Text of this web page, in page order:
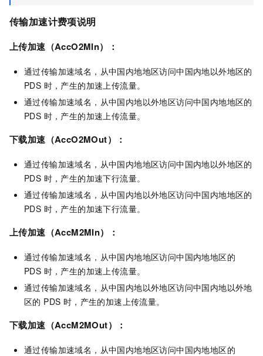
传输加速计费项说明
上传加速（AccO2MIn）：
通过传输加速域名，从中国内地地区访问中国内地以外地区的
PDS 时，产生的加速上传流量。
通过传输加速域名，从中国内地以外地区访问中国内地地区的
PDS 时，产生的加速上传流量。
下载加速（AccO2MOut）：
通过传输加速域名，从中国内地地区访问中国内地以外地区的
PDS 时，产生的加速下行流量。
通过传输加速域名，从中国内地以外地区访问中国内地地区的
PDS 时，产生的加速下行流量。
上传加速（AccM2MIn）：
通过传输加速域名，从中国内地地区访问中国内地地区的
PDS 时，产生的加速上传流量。
通过传输加速域名，从中国内地以外地区访问中国内地以外地
区的 PDS 时，产生的加速上传流量。
下载加速（AccM2MOut）：
通过传输加速域名，从中国内地地区访问中国内地地区的